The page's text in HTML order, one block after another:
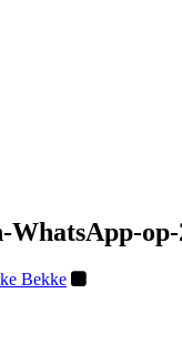
op-
Bekke